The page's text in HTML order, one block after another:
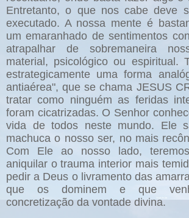
Entretanto, o que nos cabe deve
executado. A nossa mente é
um emaranhado de sentimentos
atrapalhar de sobremaneira
material, psicológico ou espiritual.
estrategicamente uma forma
antiaérea", que se chama JESUS
tratar como ninguém as feridas
foram cicatrizadas. O Senhor
vida de todos neste mundo. Ele
machuca o nosso ser, no mais
Com Ele ao nosso lado,
aniquilar o trauma interior mais
pedir a Deus o livramento das
que os dominem e que
concretização da vontade divina.